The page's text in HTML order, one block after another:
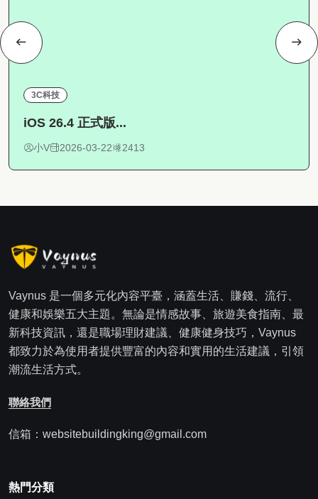
3C科技
iOS 26.4 正式版...
小V 2026-03-22 2413
Vaynus 是一個多元化內容平臺，涵蓋生活、賺錢、流行、
健康和娛樂五大主題。無論是情感故事、旅遊美食指南、最
新科技資訊，還是職場理財建議、健康健身技巧，Vaynus
都致力於為使用者提供豐富的內容和實用的生活建議，引領
潮流生活方式。
聯絡我們
信箱：websitebuildingking@gmail.com
熱門分類